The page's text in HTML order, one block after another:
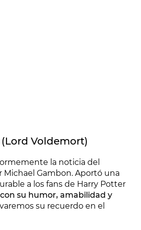
Voldemort)
la noticia del
Michael Gambon. Aportó una
a los fans de Harry Potter
con su humor, amabilidad y
su recuerdo en el